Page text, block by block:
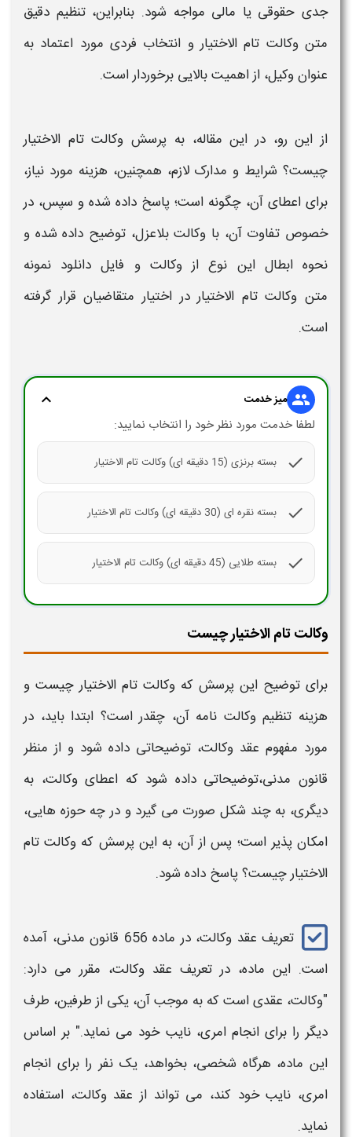
جدی حقوقی یا مالی مواجه شود. بنابراین، تنظیم دقیق
متن وکالت تام الاختیارو انتخاب فردی مورد اعتماد به
عنوان وکیل، از اهمیت بالایی برخوردار است.
از این رو، در این مقاله، به پرسش وکالت تام الاختیار
چیست؟ شرایط و مدارک لازم، همچنین، هزینه مورد نیاز،
برای اعطای آن، چگونه است؛ پاسخ داده شده و سپس، در
خصوص تفاوت آن، با وکالتبلاعزل، توضیح داده شده و
نحوه ابطال این نوع ازوکالت و فایل دانلود نمونه
متن وکالت تام الاختیاردر اختیار متقاضیان قرار گرفته
است.
group میز خدمت expand_more
لطفا خدمت مورد نظر خود را انتخاب نمایید:
check بسته برنزی (15 دقیقه ای) وکالت تام الاختیار
check بسته نقره ای (30 دقیقه ای) وکالت تام الاختیار
check بسته طلایی (45 دقیقه ای) وکالت تام الاختیار
وکالت تام الاختیار چیست
برای توضیح این پرسش که وکالت تام الاختیار چیست و
هزینه تنظیموکالت نامهآن، چقدر است؟ ابتدا باید، در
مورد مفهوم عقد وکالت، توضیحاتی داده شود و از منظر
قانون مدنی،توضیحاتی داده شود که اعطایوکالت، به
دیگری، به چند شکل صورت می گیرد و در چه حوزه هایی،
امکان پذیر است؛ پس از آن، به این پرسش که وکالت تام
الاختیار چیست؟پاسخ داده شود.
تعریف عقد وکالت
، در ماده 656 قانون مدنی، آمده
است. این ماده، در تعریف عقد وکالت، مقرر می دارد:
"وکالت، عقدی است که به موجب آن، یکی از طرفین، طرف
دیگر را برای انجام امری، نایب خود می نماید." بر اساس
این ماده، هرگاه شخصی، بخواهد، یک نفر را برای انجام
امری، نایب خود کند، می تواند از عقدوکالت، استفاده
نماید.